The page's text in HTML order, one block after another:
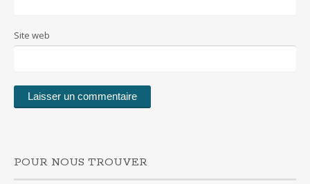
Site web
POUR NOUS TROUVER